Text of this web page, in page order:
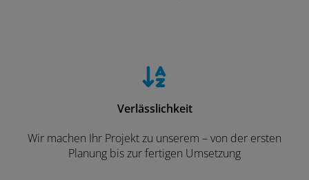
Verlässlichkeit
Wir machen Ihr Projekt zu unserem – von der ersten
Planung bis zur fertigen Umsetzung